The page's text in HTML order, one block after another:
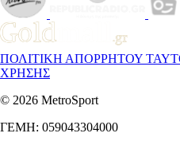
ΠΟΛΙΤΙΚΗ ΑΠΟΡΡΗΤΟΥ
ΧΡΗΣΗΣ
© 2026 MetroSport
ΓΕΜΗ: 059043304000